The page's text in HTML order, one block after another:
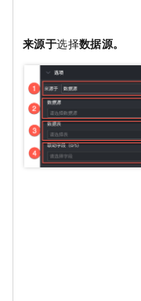
来源于选择数据源。